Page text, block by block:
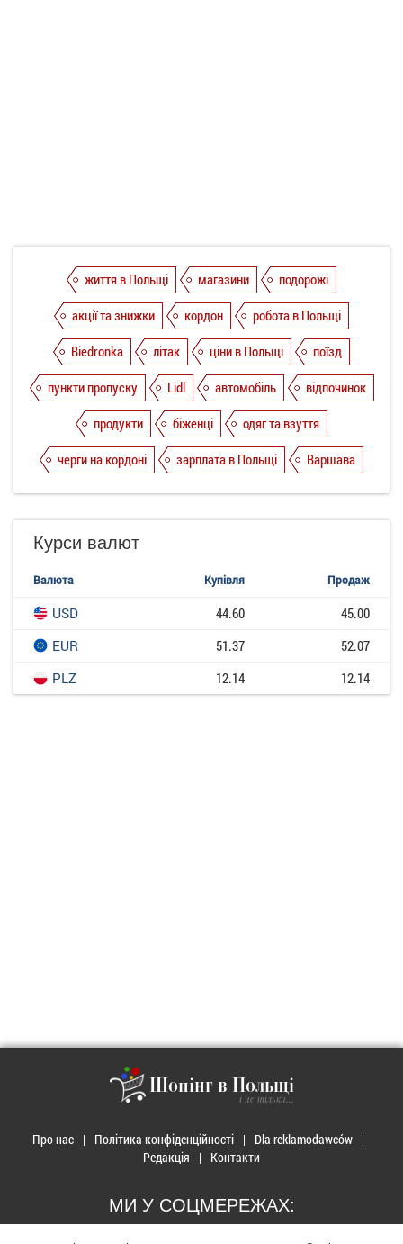
життя в Польщі магазини
подорожі
акції та знижки
кордон
робота в Польщі
Biedronka
літак ціни в Польщі
поїзд
пункти пропуску
Lidl автомобіль
відпочинок
продукти
біженці
одяг та взуття
черги на кордоні
зарплата в Польщі Варшава
Курси валют
Валюта Купівля Продаж
USD 44.60
45.00
EUR
51.37
52.07
PLZ
12.14 12.14
Шопінг в Польщі
і не тільки...
Про нас Політика конфіденційності
Dla reklamodawców
Редакція
Контакти
МИ У СОЦМЕРЕЖАХ: